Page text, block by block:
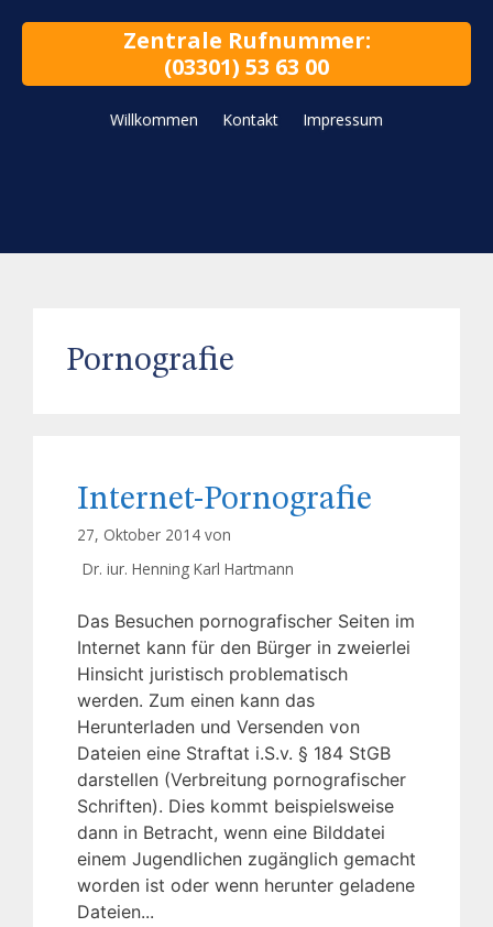
Zentrale Rufnummer:
(03301) 53 63 00
Willkommen Kontakt Impressum
Pornografie
Internet-Pornografie
27, Oktober 2014 von
Dr. iur. Henning Karl Hartmann
Das Besuchen pornografischer Seiten im
Internet kann für den Bürger in zweierlei
Hinsicht juristisch problematisch
werden. Zum einen kann das
Herunterladen und Versenden von
Dateien eine Straftat i.S.v. § 184 StGB
darstellen (Verbreitung pornografischer
Schriften). Dies kommt beispielsweise
dann in Betracht, wenn eine Bilddatei
einem Jugendlichen zugänglich gemacht
worden ist oder wenn herunter geladene
Dateien...